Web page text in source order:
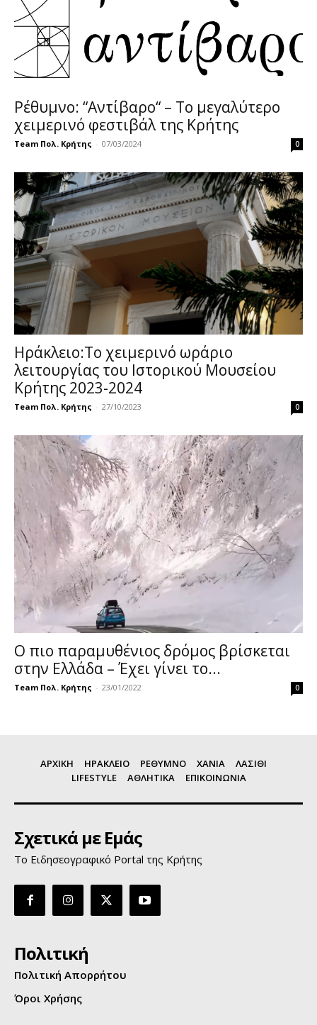
Ρέθυμνο: “Αντίβαρο“ – Το μεγαλύτερο
χειμερινό φεστιβάλ της Κρήτης
Team Πολ. Κρήτης - 07/03/2024 0
Ηράκλειο:Το χειμερινό ωράριο
λειτουργίας του Ιστορικού Μουσείου
Κρήτης 2023-2024
Team Πολ. Κρήτης - 27/10/2023 0
Ο πιο παραμυθένιος δρόμος βρίσκεται
στην Ελλάδα – Έχει γίνει το...
Team Πολ. Κρήτης - 23/01/2022 0
ΑΡΧΙΚΗ ΗΡΑΚΛΕΙΟ ΡΕΘΥΜΝΟ ΧΑΝΙΑ
ΛΑΣΙΘΙ
LIFESTYLE
ΑΘΛΗΤΙΚΑ ΕΠΙΚΟΙΝΩΝΙΑ
Σχετικά με Εμάς
Το Ειδησεογραφικό Portal της Κρήτης
Πολιτική
Πολιτική Απορρήτου
Όροι Χρήσης